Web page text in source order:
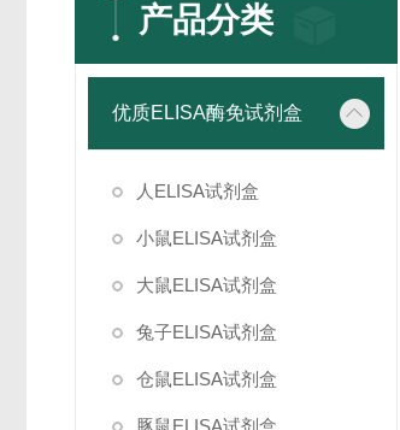
产品分类
优质ELISA酶免试剂盒
人ELISA试剂盒
小鼠ELISA试剂盒
大鼠ELISA试剂盒
兔子ELISA试剂盒
仓鼠ELISA试剂盒
豚鼠ELISA试剂盒